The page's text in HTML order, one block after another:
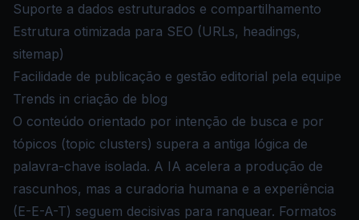
Suporte a dados estruturados e compartilhamento
Estrutura otimizada para SEO (URLs, headings,
sitemap)
Facilidade de publicação e gestão editorial pela equipe
Trends in criação de blog
O conteúdo orientado por intenção de busca e por
tópicos (topic clusters) supera a antiga lógica de
palavra-chave isolada. A IA acelera a produção de
rascunhos, mas a curadoria humana e a experiência
(E-E-A-T) seguem decisivas para ranquear. Formatos